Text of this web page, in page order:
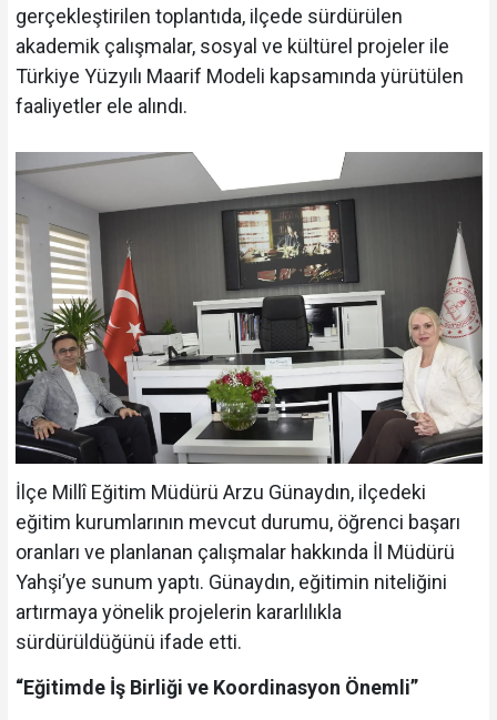
gerçekleştirilen toplantıda, ilçede sürdürülen
akademik çalışmalar, sosyal ve kültürel projeler ile
Türkiye Yüzyılı Maarif Modeli kapsamında yürütülen
faaliyetler ele alındı.
İlçe Millî Eğitim Müdürü Arzu Günaydın, ilçedeki
eğitim kurumlarının mevcut durumu, öğrenci başarı
oranları ve planlanan çalışmalar hakkında İl Müdürü
Yahşi’ye sunum yaptı. Günaydın, eğitimin niteliğini
artırmaya yönelik projelerin kararlılıkla
sürdürüldüğünü ifade etti.
“Eğitimde İş Birliği ve Koordinasyon Önemli”